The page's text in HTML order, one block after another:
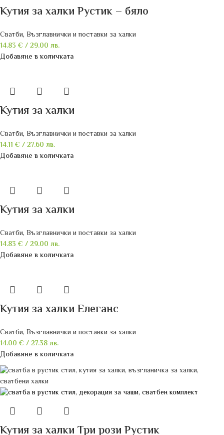
Кутия за халки Рустик – бяло
Сватби, Възглавнички и поставки за халки
14.83 €/ 29.00 лв.
Добавяне в количката
Кутия за халки
Сватби, Възглавнички и поставки за халки
14.11 €/ 27.60 лв.
Добавяне в количката
Кутия за халки
Сватби, Възглавнички и поставки за халки
14.83 €/ 29.00 лв.
Добавяне в количката
Кутия за халки Елеганс
Сватби, Възглавнички и поставки за халки
14.00 €/ 27.38 лв.
Добавяне в количката
Кутия за халки Три рози Рустик